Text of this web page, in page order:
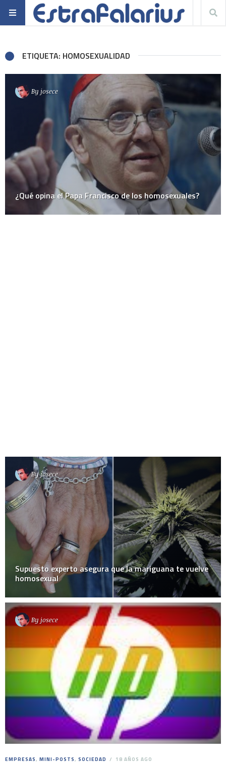
ETIQUETA: HOMOSEXUALIDAD
By josece
¿Qué opina el Papa Francisco de los homosexuales?
Byjosece
Supuesto experto asegura que la mariguana te vuelve
homosexual
By josece
EMPRESAS, MINI-POSTS, SOCIEDAD 18 AÑOS AGO